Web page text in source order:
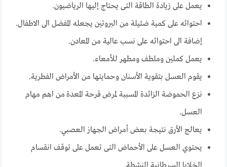
يعمل على زيادة الطاقة التى يحتاج إليها الرياضيون.
احتوائه على كمية ضئيلة من البروتين يجعله المفضل الى الاطفال.
إضافة الى احتوائه على نسب عالية من المعادن.
يعمل كملين وملطف ومطهر للأمعاء.
يقوم العسل بتقوية الأسنان وحمايتها من الأمراض الفطرية.
نزع الحموضة الزائدة المسببة لمرض قرحة المعدة من اهم مهام
العسل.
يعالج الأرق نتيجة بعض أمراض الجهاز العصبي.
يحتوي العسل على الأحماض التى تعمل على توقف انقسام